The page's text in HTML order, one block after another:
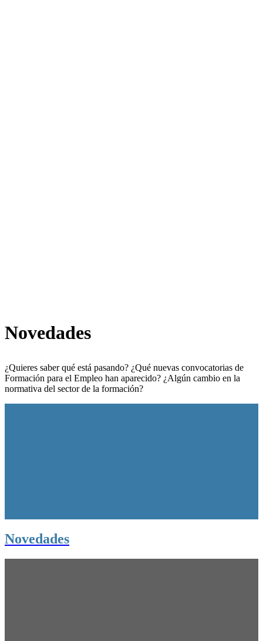
Novedades
¿Quieres saber qué está pasando? ¿Qué nuevas convocatorias de
Formación para el Empleo han aparecido? ¿Algún cambio en la
normativa del sector de la formación?
Novedades